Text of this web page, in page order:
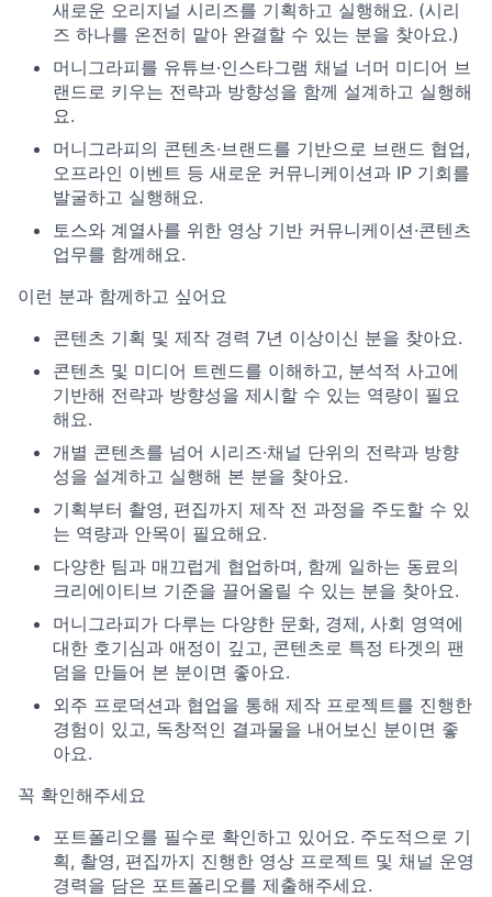
새로운 오리지널 시리즈를 기획하고 실행해요. (시리
즈 하나를 온전히 맡아 완결할 수 있는 분을 찾아요.)
머니그라피를 유튜브·인스타그램 채널 너머 미디어 브
랜드로 키우는 전략과 방향성을 함께 설계하고 실행해
요.
머니그라피의 콘텐츠·브랜드를 기반으로 브랜드 협업,
오프라인 이벤트 등 새로운 커뮤니케이션과 IP 기회를
발굴하고 실행해요.
토스와 계열사를 위한 영상 기반 커뮤니케이션·콘텐츠
업무를 함께해요.
이런 분과 함께하고 싶어요
콘텐츠 기획 및 제작 경력 7년 이상이신 분을 찾아요.
콘텐츠 및 미디어 트렌드를 이해하고, 분석적 사고에
기반해 전략과 방향성을 제시할 수 있는 역량이 필요
해요.
개별 콘텐츠를 넘어 시리즈·채널 단위의 전략과 방향
성을 설계하고 실행해 본 분을 찾아요.
기획부터 촬영, 편집까지 제작 전 과정을 주도할 수 있
는 역량과 안목이 필요해요.
다양한 팀과 매끄럽게 협업하며, 함께 일하는 동료의
크리에이티브 기준을 끌어올릴 수 있는 분을 찾아요.
머니그라피가 다루는 다양한 문화, 경제, 사회 영역에
대한 호기심과 애정이 깊고, 콘텐츠로 특정 타겟의 팬
덤을 만들어 본 분이면 좋아요.
외주 프로덕션과 협업을 통해 제작 프로젝트를 진행한
경험이 있고, 독창적인 결과물을 내어보신 분이면 좋
아요.
꼭 확인해주세요
포트폴리오를 필수로 확인하고 있어요. 주도적으로 기
획, 촬영, 편집까지 진행한 영상 프로젝트 및 채널 운영
경력을 담은 포트폴리오를 제출해주세요.